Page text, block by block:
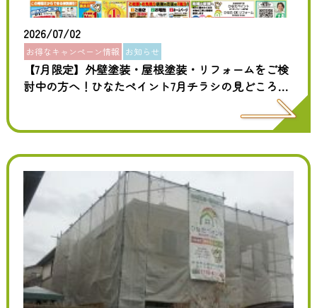
2026/07/02
お得なキャンペーン情報 お知らせ
【7月限定】外壁塗装・屋根塗装・リフォームをご検
討中の方へ！ひなたペイント7月チラシの見どころを